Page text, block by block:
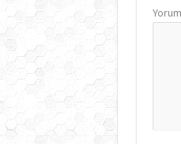
Yorum